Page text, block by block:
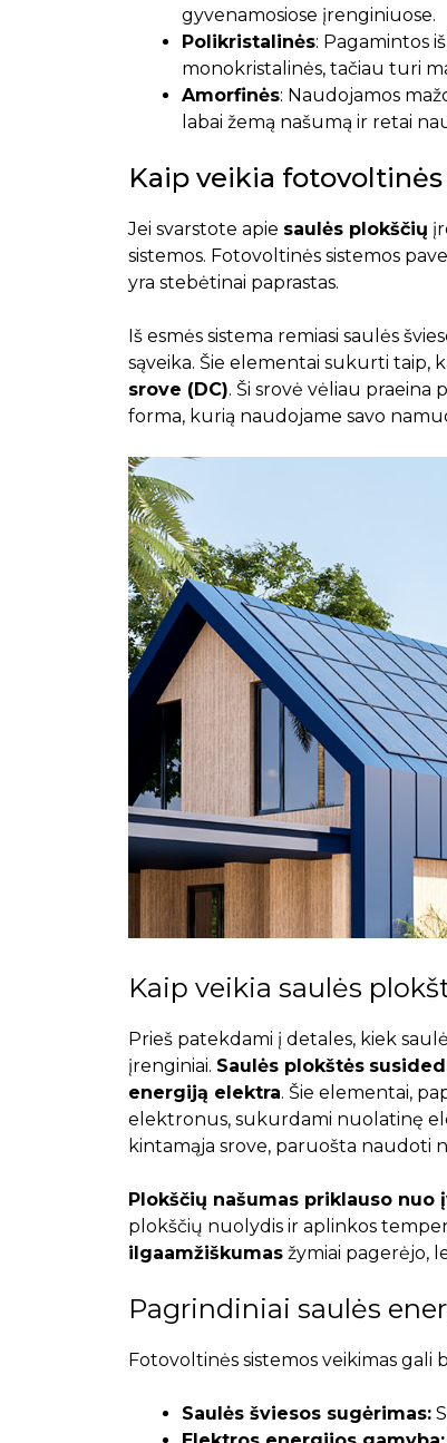
gyvenamosiose įrenginiuose.
Polikristalinės: Pagamintos
monokristalinės, tačiau turi
Amorfinės: Naudojamos
labai žemą našumą ir retai
Kaip veikia
Jei svarstote apie saulės plokščių
sistemos. Fotovoltinės sistemos
yra stebėtinai paprastas.
Iš esmės sistema remiasi saulės
sąveika. Šie elementai sukurti taip,
srove (DC). Ši srovė vėliau praeina
forma, kurią naudojame savo
Kaip veikia saulės
Prieš patekdami į detales, kiek
įrenginiai. Saulės plokštės
energiją elektra. Šie elementai,
elektronus, sukurdami nuolatinę
kintamąja srove, paruošta naudoti
Plokščių našumas priklauso nuo
plokščių nuolydis ir aplinkos
ilgaamžiškumasžymiai pagerėjo,
Pagrindiniai saulės
Fotovoltinės sistemos veikimas gali
Saulės šviesos sugėrimas: